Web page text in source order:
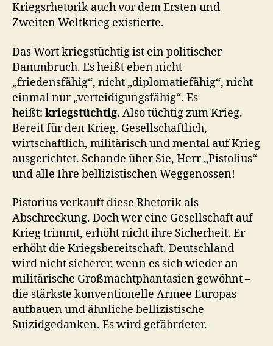
Kriegsrhetorik auch vor dem Ersten und
Zweiten Weltkrieg existierte.
Das Wort kriegstüchtig ist ein politischer
Dammbruch. Es heißt eben nicht
„friedensfähig“, nicht „diplomatiefähig“, nicht
einmal nur „verteidigungsfähig“. Es
heißt: kriegstüchtig. Also tüchtig zum Krieg.
Bereit für den Krieg. Gesellschaftlich,
wirtschaftlich, militärisch und mental auf Krieg
ausgerichtet. Schande über Sie, Herr „Pistolius“
und alle Ihre bellizistischen Weggenossen!
Pistorius verkauft diese Rhetorik als
Abschreckung. Doch wer eine Gesellschaft auf
Krieg trimmt, erhöht nicht ihre Sicherheit. Er
erhöht die Kriegsbereitschaft. Deutschland
wird nicht sicherer, wenn es sich wieder an
militärische Großmachtphantasien gewöhnt –
die stärkste konventionelle Armee Europas
aufbauen und ähnliche bellizistische
Suizidgedanken. Es wird gefährdeter.